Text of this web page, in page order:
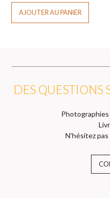
AJOUTER AU PANIER
DES QUESTIONS
N'hésitez